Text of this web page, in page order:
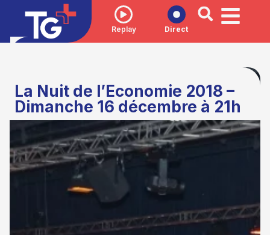
Replay Direct
La Nuit de l’Economie 2018 –
Dimanche 16 décembre à 21h